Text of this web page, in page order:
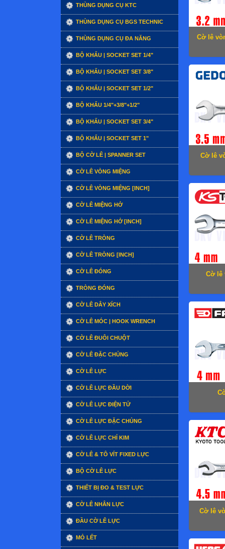
THÙNG DỤNG CỤ KTC
THÙNG DỤNG CỤ BGS TECHNIC
THÙNG DỤNG CỤ ĐA NĂNG
BỘ KHẨU | SOCKET SET 1/4"
BỘ KHẨU | SOCKET SET 3/8"
BỘ KHẨU | SOCKET SET 1/2"
BỘ KHẨU 1/4"+3/8"+1/2"
BỘ KHẨU | SOCKET SET 3/4"
BỘ KHẨU | SOCKET SET 1"
BỘ CỜ LÊ | SPANNER SET
CỜ LÊ VÒNG MIỆNG
CỜ LÊ VÒNG MIỆNG [INCH]
CỜ LÊ MIỆNG HỞ
CỜ LÊ MIỆNG HỞ [INCH]
CỜ LÊ TRÒNG
CỜ LÊ TRÒNG [INCH]
CỜ LÊ ĐÓNG
TRÒNG ĐÓNG
CỜ LÊ DÂY XÍCH
CỜ LÊ MÓC | HOOK WRENCH
CỜ LÊ ĐUÔI CHUỘT
CỜ LÊ ĐẶC CHỦNG
CỜ LÊ LỰC
CỜ LÊ LỰC ĐẦU DỜI
CỜ LÊ LỰC ĐIỆN TỬ
CỜ LÊ LỰC ĐẶC CHỦNG
CỜ LÊ LỰC CHỈ KIM
CỜ LÊ & TÔ VÍT FIXED LỰC
BỘ CỜ LÊ LỰC
THIẾT BỊ ĐO & TEST LỰC
CỜ LÊ NHÂN LỰC
ĐẦU CỜ LÊ LỰC
MỎ LẾT
Cờ lê
Cờ lê
Cờ lê
Cờ lê